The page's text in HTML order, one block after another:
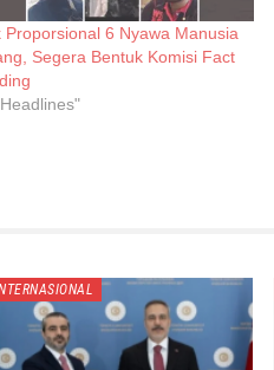
Proporsional 6 Nyawa Manusia
Segera Bentuk Komisi Fact